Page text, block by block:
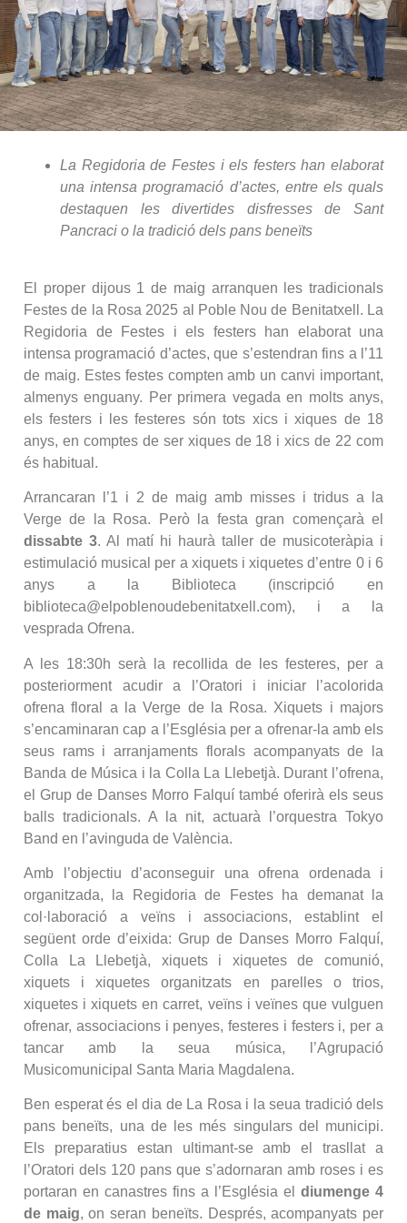
La Regidoria de Festes i els festers han elaborat
una intensa programació d’actes, entre els quals
destaquen les divertides disfresses de Sant
Pancraci o la tradició dels pans beneïts
El proper dijous 1 de maig arranquen les tradicionals
Festes de la Rosa 2025 al Poble Nou de Benitatxell. La
Regidoria de Festes i els festers han elaborat una
intensa programació d’actes, que s’estendran fins a l’11
de maig. Estes festes compten amb un canvi important,
almenys enguany. Per primera vegada en molts anys,
els festers i les festeres són tots xics i xiques de 18
anys, en comptes de ser xiques de 18 i xics de 22 com
és habitual.
Arrancaran l’1 i 2 de maig amb misses i tridus a la
Verge de la Rosa. Però la festa gran començarà el
dissabte 3. Al matí hi haurà taller de musicoteràpia i
estimulació musical per a xiquets i xiquetes d’entre 0 i 6
anys a la Biblioteca (inscripció en
biblioteca@elpoblenoudebenitatxell.com), i a la
vesprada Ofrena.
A les 18:30h serà la recollida de les festeres, per a
posteriorment acudir a l’Oratori i iniciar l’acolorida
ofrena floral a la Verge de la Rosa. Xiquets i majors
s’encaminaran cap a l’Església per a ofrenar-la amb els
seus rams i arranjaments florals acompanyats de la
Banda de Música i la Colla La Llebetjà. Durant l’ofrena,
el Grup de Danses Morro Falquí també oferirà els seus
balls tradicionals. A la nit, actuarà l’orquestra Tokyo
Band en l’avinguda de València.
Amb l’objectiu d’aconseguir una ofrena ordenada i
organitzada, la Regidoria de Festes ha demanat la
col·laboració a veïns i associacions, establint el
següent orde d’eixida: Grup de Danses Morro Falquí,
Colla La Llebetjà, xiquets i xiquetes de comunió,
xiquets i xiquetes organitzats en parelles o trios,
xiquetes i xiquets en carret, veïns i veïnes que vulguen
ofrenar, associacions i penyes, festeres i festers i, per a
tancar amb la seua música, l’Agrupació
Musicomunicipal Santa Maria Magdalena.
Ben esperat és el dia de La Rosa i la seua tradició dels
pans beneïts, una de les més singulars del municipi.
Els preparatius estan ultimant-se amb el trasllat a
l’Oratori dels 120 pans que s’adornaran amb roses i es
portaran en canastres fins a l’Església el diumenge 4
de maig, on seran beneïts. Després, acompanyats per